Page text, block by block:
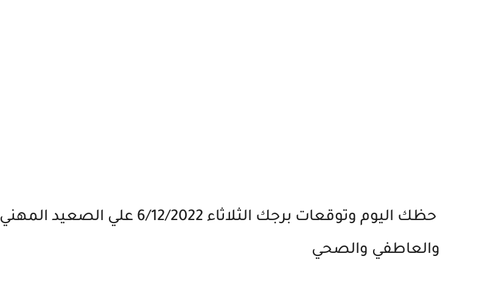
حظك اليوم وتوقعات برجك الثلاثاء 6/12/2022 علي الصعيد المهني
والعاطفي والصحي